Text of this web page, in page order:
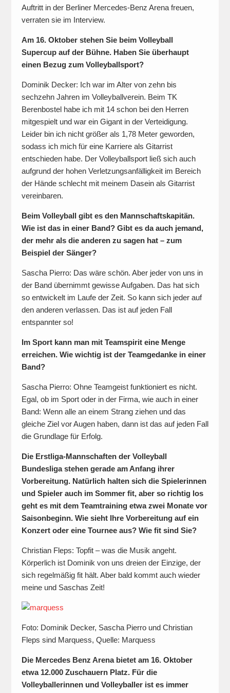
Auftritt in der Berliner Mercedes-Benz Arena freuen,
verraten sie im Interview.
Am 16. Oktober stehen Sie beim Volleyball
Supercup auf der Bühne. Haben Sie überhaupt
einen Bezug zum Volleyballsport?
Dominik Decker: Ich war im Alter von zehn bis
sechzehn Jahren im Volleyballverein. Beim TK
Berenbostel habe ich mit 14 schon bei den Herren
mitgespielt und war ein Gigant in der Verteidigung.
Leider bin ich nicht größer als 1,78 Meter geworden,
sodass ich mich für eine Karriere als Gitarrist
entschieden habe. Der Volleyballsport ließ sich auch
aufgrund der hohen Verletzungsanfälligkeit im Bereich
der Hände schlecht mit meinem Dasein als Gitarrist
vereinbaren.
Beim Volleyball gibt es den Mannschaftskapitän.
Wie ist das in einer Band? Gibt es da auch jemand,
der mehr als die anderen zu sagen hat – zum
Beispiel der Sänger?
Sascha Pierro: Das wäre schön. Aber jeder von uns in
der Band übernimmt gewisse Aufgaben. Das hat sich
so entwickelt im Laufe der Zeit. So kann sich jeder auf
den anderen verlassen. Das ist auf jeden Fall
entspannter so!
Im Sport kann man mit Teamspirit eine Menge
erreichen. Wie wichtig ist der Teamgedanke in einer
Band?
Sascha Pierro: Ohne Teamgeist funktioniert es nicht.
Egal, ob im Sport oder in der Firma, wie auch in einer
Band: Wenn alle an einem Strang ziehen und das
gleiche Ziel vor Augen haben, dann ist das auf jeden Fall
die Grundlage für Erfolg.
Die Erstliga-Mannschaften der Volleyball
Bundesliga stehen gerade am Anfang ihrer
Vorbereitung. Natürlich halten sich die Spielerinnen
und Spieler auch im Sommer fit, aber so richtig los
geht es mit dem Teamtraining etwa zwei Monate vor
Saisonbeginn. Wie sieht Ihre Vorbereitung auf ein
Konzert oder eine Tournee aus? Wie fit sind Sie?
Christian Fleps: Topfit – was die Musik angeht.
Körperlich ist Dominik von uns dreien der Einzige, der
sich regelmäßig fit hält. Aber bald kommt auch wieder
meine und Saschas Zeit!
Foto: Dominik Decker, Sascha Pierro und Christian
Fleps sind Marquess, Quelle: Marquess
Die Mercedes Benz Arena bietet am 16. Oktober
etwa 12.000 Zuschauern Platz. Für die
Volleyballerinnen und Volleyballer ist es immer